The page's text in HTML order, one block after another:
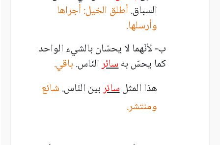
السباق.أطلق الخيل: أجراها
وأرسلها.
ب-لأنّهما لا يحسّان بالشيء الواحد
كما يحسّ بهسائرالنّاس.باقي.
هذا المثلسائربين النّاس.شائع
ومنتشر.